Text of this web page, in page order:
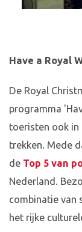
Have a Royal
De Royal
programma
toeristen ook in
trekken. Mede
de Top 5 van
Nederland.
combinatie van
het rijke